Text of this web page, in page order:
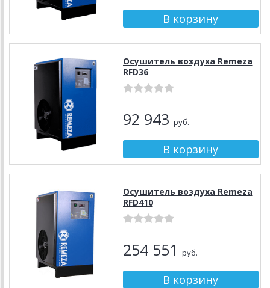
Осушитель воздуха Remeza
RFD36
92 943 руб.
Осушитель воздуха Remeza
RFD410
254 551 руб.